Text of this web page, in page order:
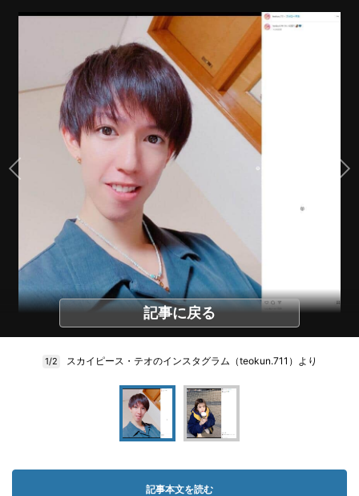
記事に戻る
1/2 スカイピース・テオのインスタグラム（teokun.711）より
記事本文を読む